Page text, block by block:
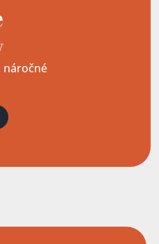
náročné